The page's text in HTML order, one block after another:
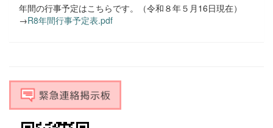
年間の行事予定はこちらです。（令和８年５月16日現在）
→R8年間行事予定表.pdf